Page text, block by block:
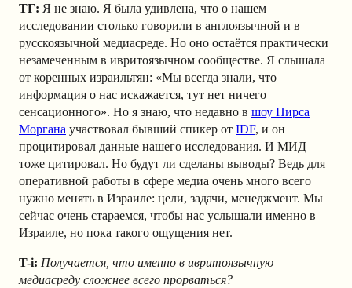
ТГ: Я не знаю. Я была удивлена, что о нашем
исследовании столько говорили в англоязычной и в
русскоязычной медиасреде. Но оно остаётся практически
незамеченным в ивритоязычном сообществе. Я слышала
от коренных израильтян: «Мы всегда знали, что
информация о нас искажается, тут нет ничего
сенсационного». Но я знаю, что недавно в шоу Пирса
Моргана участвовал бывший спикер от IDF, и он
процитировал данные нашего исследования. И МИД
тоже цитировал. Но будут ли сделаны выводы? Ведь для
оперативной работы в сфере медиа очень много всего
нужно менять в Израиле: цели, задачи, менеджмент. Мы
сейчас очень стараемся, чтобы нас услышали именно в
Израиле, но пока такого ощущения нет.
T-i: Получается, что именно в ивритоязычную
медиасреду сложнее всего прорваться?